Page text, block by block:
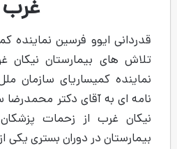
نماینده کمیساریای سازمان ملل از
نیکان غرب آقای ایوو فرسین
سازمان ملل در امور پناهندگان در
محمدرضا سروش رئیس بیمارستان
پزشکان و کادر درمانی این
بستری یکی از کارمندان ایشان تشکر و